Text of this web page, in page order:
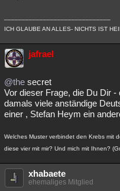
ICH GLAUBE AN ALLES- NICHTS IST
jafrael
@the secret
Vor dieser Frage, die Du Dir
damals viele anständige
einer , Stefan Heym ein
Welches Muster verbindet den Krebs mit
diese vier mit mir? Und mich mit Ihnen?
xhabaete
ehemaliges Mitglied